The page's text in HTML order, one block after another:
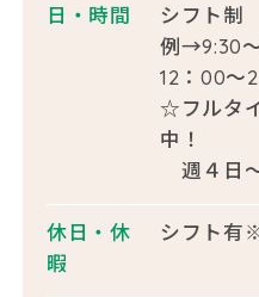
日・時間
シフト制
例→9:30～
12：00～
☆フルタ
中！
週４日
休日・休
暇
シフト有